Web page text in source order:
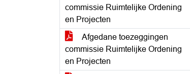
commissie Ruimtelijke Ordening
en Projecten
Afgedane toezeggingen
commissie Ruimtelijke Ordening
en Projecten